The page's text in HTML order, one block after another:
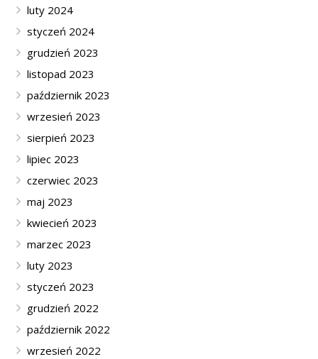
luty 2024
styczeń 2024
grudzień 2023
listopad 2023
październik 2023
wrzesień 2023
sierpień 2023
lipiec 2023
czerwiec 2023
maj 2023
kwiecień 2023
marzec 2023
luty 2023
styczeń 2023
grudzień 2022
październik 2022
wrzesień 2022